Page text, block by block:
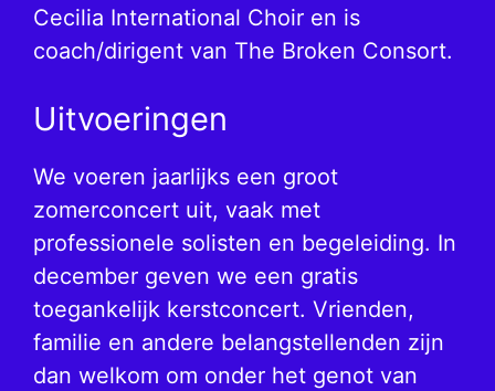
Cecilia International Choir en is
coach/dirigent van The Broken Consort.
Uitvoeringen
We voeren jaarlijks een groot
zomerconcert uit, vaak met
professionele solisten en begeleiding. In
december geven we een gratis
toegankelijk kerstconcert. Vrienden,
familie en andere belangstellenden zijn
dan welkom om onder het genot van